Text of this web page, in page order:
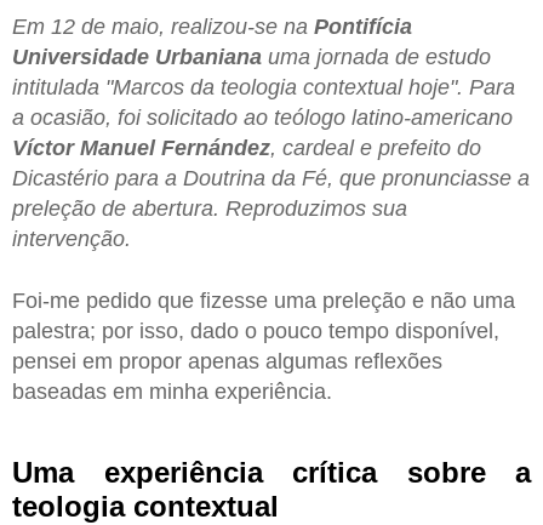
Em 12 de maio, realizou-se na Pontifícia
Universidade Urbaniana uma jornada de estudo
intitulada "Marcos da teologia contextual hoje". Para
a ocasião, foi solicitado ao teólogo latino-americano
Víctor Manuel Fernández, cardeal e prefeito do
Dicastério para a Doutrina da Fé, que pronunciasse a
preleção de abertura. Reproduzimos sua
intervenção.
Foi-me pedido que fizesse uma preleção e não uma
palestra; por isso, dado o pouco tempo disponível,
pensei em propor apenas algumas reflexões
baseadas em minha experiência.
Uma experiência crítica sobre a
teologia contextual